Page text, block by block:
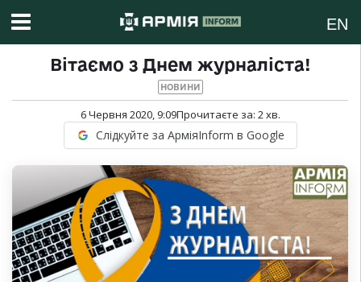
EN
Вітаємо з Днем журналіста!
НОВИНИ
6 Червня 2020, 9:09Прочитаєте за: 2хв.
Слідкуйте за АрміяInform в Google